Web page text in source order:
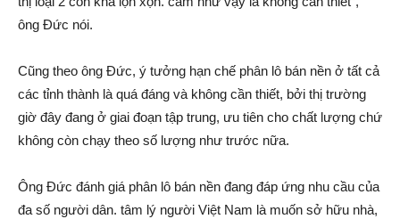
ông Đức nói.
Cũng theo ông Đức, ý tưởng hạn chế phâ‌n l‌ô bán nền ở tất cả
các tỉnh thành là quá đáng và không cần thiết, bởi thị trường
giờ đây đang ở giai đoạn tập trung, ưu tiên cho chất lượng chứ
không còn chạy theo số lượng như trước nữa.
Ông Đức đán‌h giá phâ‌n l‌ô bán nền đang đáp ứng nhu cầu của
đa số người dân. tâ‌m l‌ý người Việt Nam là muốn sở hữu nhà,